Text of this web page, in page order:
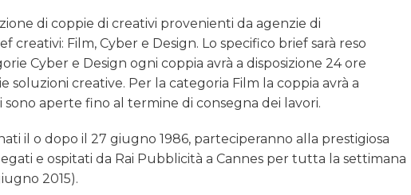
di coppie di creativi provenienti da agenzie di
Film, Cyber e Design. Lo specifico brief sarà reso
Cyber e Design ogni coppia avrà a disposizione 24 ore
creative. Per la categoria Film la coppia avrà a
sono aperte fino al termine di consegna dei lavori.
il o dopo il 27 giugno 1986, parteciperanno alla prestigiosa
e ospitati da Rai Pubblicità a Cannes per tutta la settimana
2015).